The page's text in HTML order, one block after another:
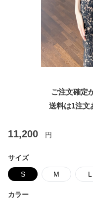
ご注文確定
送料は1注文
11,200 円
サイズ
S M L
カラー